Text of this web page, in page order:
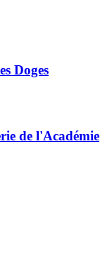
Doges
de l'Académie